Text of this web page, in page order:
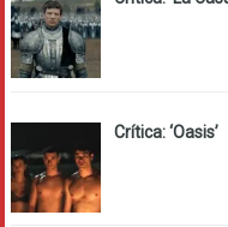
Crítica: ‘Oasis’